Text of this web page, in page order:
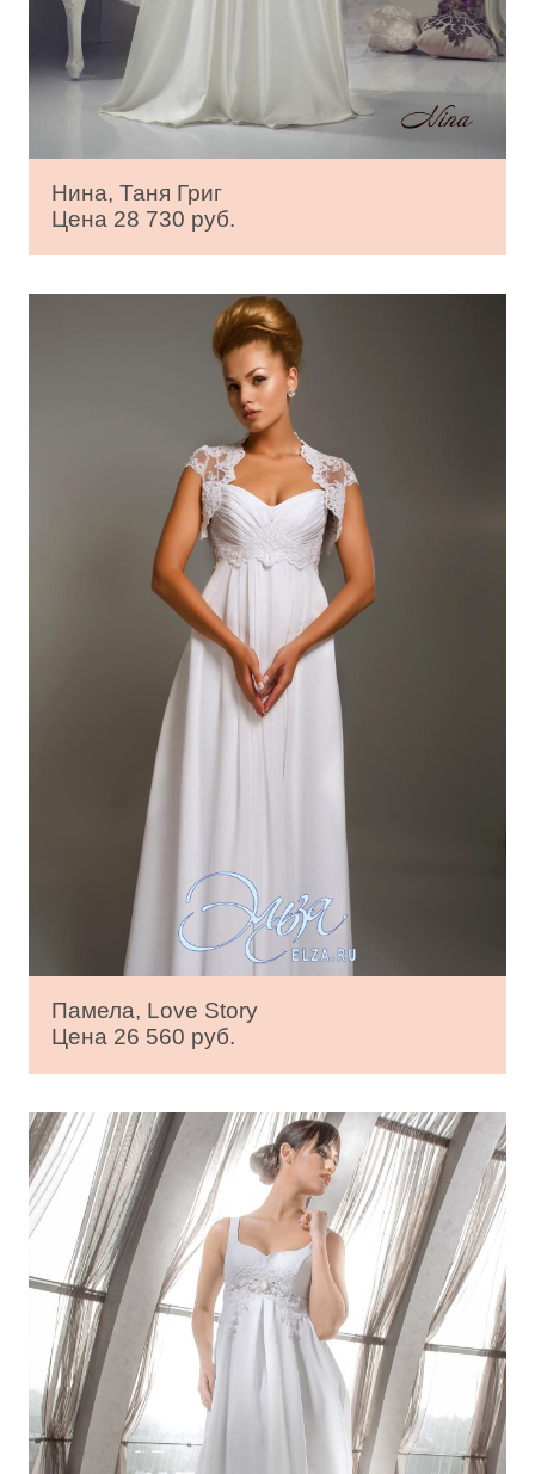
Нина, Таня Григ
Цена 28 730 руб.
Памела, Love Story
Цена 26 560 руб.